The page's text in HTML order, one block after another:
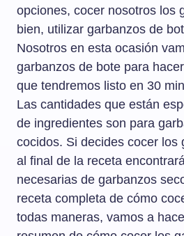
opciones, cocer nosotros los
bien, utilizar garbanzos de
Nosotros en esta ocasión
garbanzos de bote para
que tendremos listo en 30
Las cantidades que están
de ingredientes son para
cocidos. Si decides cocer los
al final de la receta
necesarias de garbanzos
receta completa de cómo
todas maneras, vamos a